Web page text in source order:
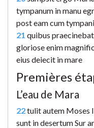
tympanum in manu
post eam cum
21 quibus
gloriose enim
eius deiecit in mare
Premières
L’eau de Mara
22tulit autem Moses
sunt in desertum Sur